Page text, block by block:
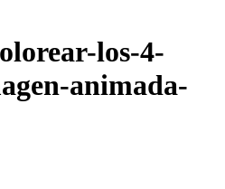
los-4-
animada-